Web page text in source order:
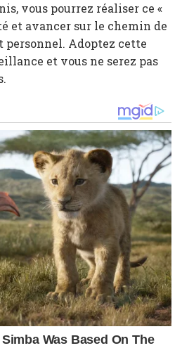
vous pourrez réaliser ce «
et avancer sur le chemin de
personnel. Adoptez cette
et vous ne serez pas